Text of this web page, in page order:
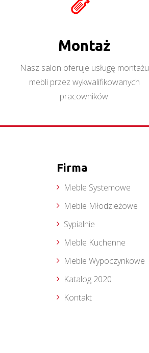
Montaż
Nasz salon oferuje usługę montażu
mebli przez wykwalifikowanych
pracowników.
Firma
Meble Systemowe
Meble Młodzieżowe
Sypialnie
Meble Kuchenne
Meble Wypoczynkowe
Katalog 2020
Kontakt